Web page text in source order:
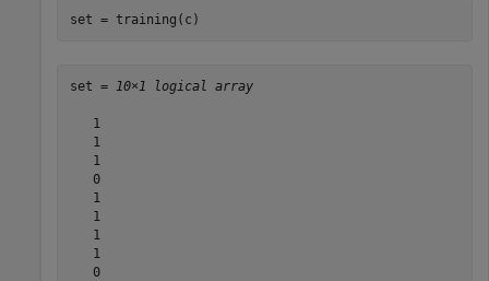
set = training(c)
set = 10×1 logical array
   1
   1
   1
   0
   1
   1
   1
   1
   0